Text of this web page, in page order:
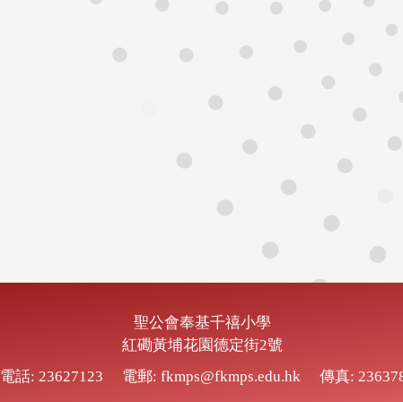
聖公會奉基千禧小學
紅磡黃埔花園德定街2號
電話: 23627123
電郵: fkmps@fkmps.edu.hk 傳真: